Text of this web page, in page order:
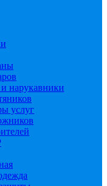
нарукавники
услуг